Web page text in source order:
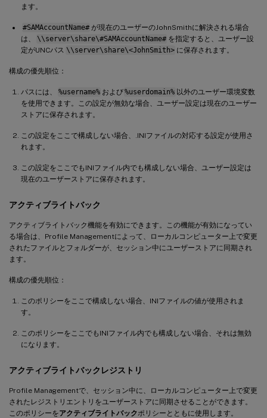
ます。
#SAMAccountName# が現在のユーザーのJohnSmithに解決される場合
は、
\\server\share\#SAMAccountName# を指定すると、ユーザー設
定がUNCパス \\server\share\<JohnSmith> に保存されます。
構成の優先順位：
パスには、 %username% および%userdomain% 以外のユーザー環境変数
を使用できます。この設定が無効な場合、ユーザー設定は現在のユーザー
ストアに保存されます。
この設定をここで構成しない場合、.INIファイルの対応する設定が使用さ
れます。
この設定をここでもINIファイル内でも構成しない場合、ユーザー設定は
現在のユーザーストアに保存されます。
アクティブライトバック
アクティブライトバック機能を有効にできます。この機能が有効になってい
る場合は、Profile Managementによって、ローカルコンピューター上で変更
されたファイルとフォルダーが、セッション中にユーザーストアに同期され
ます。
構成の優先順位：
このポリシーをここで構成しない場合、INIファイルの値が使用されま
す。
このポリシーをここでもINIファイル内でも構成しない場合、それは無効
になります。
アクティブライトバックレジストリ
Profile Managementで、セッション中に、ローカルコンピューター上で変更
されたレジストリエントリをユーザーストアに同期させることができます。
このポリシーをアクティブライトバックポリシーとともに使用します。